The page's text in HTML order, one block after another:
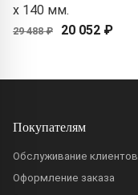
x 140 мм.
29 488 ₽ 20 052 ₽
Покупателям
Обслуживание клиентов
Оформление заказа